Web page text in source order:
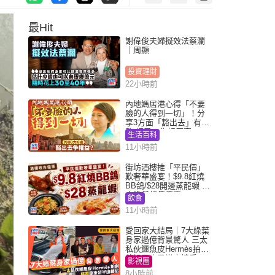
最Hit
謝偉俊夫婦擬效法蔡瀾
｜周顯
投資理財
22小時前
內地媽居港心得「不要
臉的人得到一切」！分
享3方面「豁出去」有著
數 網民：你好厲害
生活百科
11小時前
街坊酒樓推「平民價」
歎奢華盛宴！$9.8紅燒
BB鴿/$28開邊蒸龍蝦 3
大晚餐超值優惠
飲食
11小時前
愛回家大結局｜7大綠葉
身家過億背景驚人 三太
私伙鱷魚皮Hermès拍劇
蘇姐原來是半山樓后
影視圈